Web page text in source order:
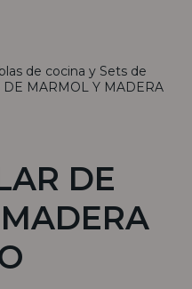
de cocina y Sets de
DE MARMOL Y MADERA
DE